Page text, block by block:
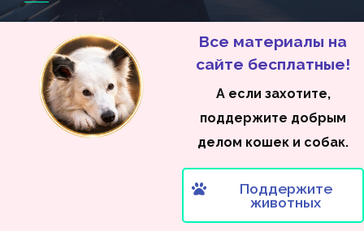
Все материалы на
сайте бесплатные!
А если захотите,
поддержите добрым
делом кошек и собак.
Поддержите
животных